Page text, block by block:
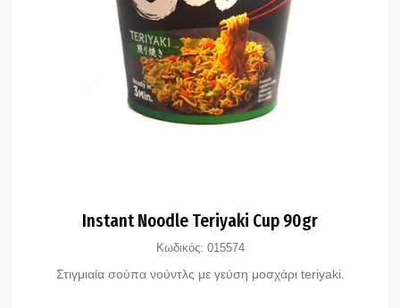
Instant Noodle Teriyaki Cup 90gr
Κωδικός: 015574
Στιγμιαία σούπα νούντλς με γεύση μοσχάρι teriyaki.